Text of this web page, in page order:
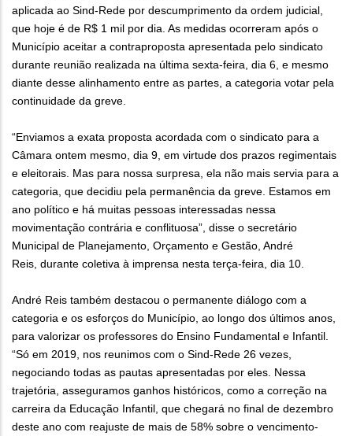
aplicada ao Sind-Rede por descumprimento da ordem judicial,
que hoje é de R$ 1 mil por dia. As medidas ocorreram após o
Município aceitar a contraproposta apresentada pelo sindicato
durante reunião realizada na última sexta-feira, dia 6, e mesmo
diante desse alinhamento entre as partes, a categoria votar pela
continuidade da greve.
“Enviamos a exata proposta acordada com o sindicato para a
Câmara ontem mesmo, dia 9, em virtude dos prazos regimentais
e eleitorais. Mas para nossa surpresa, ela não mais servia para a
categoria, que decidiu pela permanência da greve. Estamos em
ano político e há muitas pessoas interessadas nessa
movimentação contrária e conflituosa”, disse o secretário
Municipal de Planejamento, Orçamento e Gestão, André
Reis, durante coletiva à imprensa nesta terça-feira, dia 10.
André Reis também destacou o permanente diálogo com a
categoria e os esforços do Município, ao longo dos últimos anos,
para valorizar os professores do Ensino Fundamental e Infantil.
“Só em 2019, nos reunimos com o Sind-Rede 26 vezes,
negociando todas as pautas apresentadas por eles. Nessa
trajetória, asseguramos ganhos históricos, como a correção na
carreira da Educação Infantil, que chegará no final de dezembro
deste ano com reajuste de mais de 58% sobre o vencimento-